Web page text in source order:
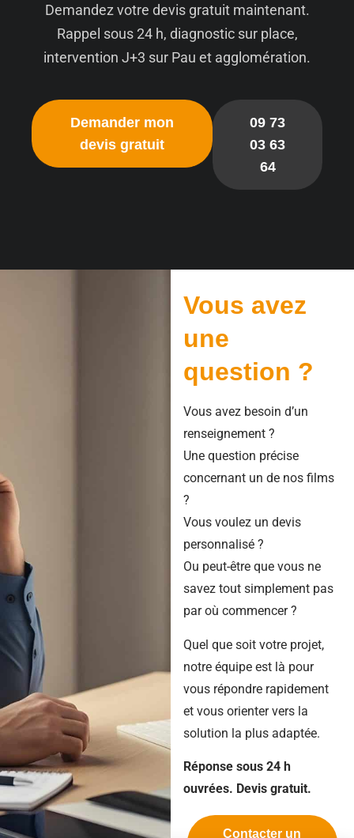
Demandez votre devis gratuit maintenant.
Rappel sous 24 h, diagnostic sur place,
intervention J+3 sur Pau et agglomération.
Demander mon
devis gratuit
09 73
03 63
64
Vous avez
une
question ?
Vous avez besoin d’un
renseignement ?
Une question précise
concernant un de nos films
?
Vous voulez un devis
personnalisé ?
Ou peut-être que vous ne
savez tout simplement pas
par où commencer ?
Quel que soit votre projet,
notre équipe est là pour
vous répondre rapidement
et vous orienter vers la
solution la plus adaptée.
Réponse sous 24 h
ouvrées. Devis gratuit.
Contacter un